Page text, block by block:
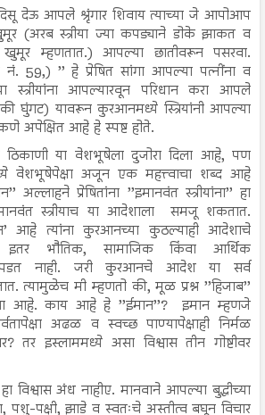
देऊ आपले श्रृंगार शिवाय त्याच्या जे आपोआप
(अरब स्त्रीया ज्या कपड्याने डोके झाकत व
खुमूर म्हणतात.) आपल्या छातीवरून पसरवा.
59,) ’’ हे प्रेषित सांगा आपल्या पत्नींना व
स्त्रीयांना आपल्यारवून परिधान करा आपले
घुंगट) यावरून कुरआनमध्ये स्त्रियांनी आपल्या
अपेक्षित आहे हे स्पष्ट होते.
ठिकाणी या वेशभूषेला दुजोरा दिला आहे, पण
वेशभूषेपेक्षा अजून एक महत्त्वाचा शब्द आहे
अल्लाहने प्रेषितांना ’’इमानवंत स्त्रीयांना’’ हा
स्त्रीयाच या आदेशाला समजू शकतात.
आहे त्यांना कुरआनच्या कुठल्याही आदेशाचे
इतर भौतिक, सामाजिक किंवा आर्थिक
पडत नाही. जरी कुरआनचे आदेश या सर्व
त्यामुळेच मी म्हणतो की, मूळ प्रश्न ’’हिजाब’’
आहे. काय आहे हे ’’ईमान’’? इमान म्हणजे
अढळ व स्वच्छ पाण्यापेक्षाही निर्मळ
तर इस्लाममध्ये असा विश्वास तीन गोष्टीवर
विश्वास अंध नाहीए. मानवाने आपल्या बुद्धीच्या
पशु-पक्षी, झाडे व स्वतःचे अस्तीत्व बघून विचार